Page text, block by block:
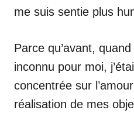
me suis sentie plus
Parce qu’avant,
inconnu pour moi,
concentrée sur
réalisation de mes